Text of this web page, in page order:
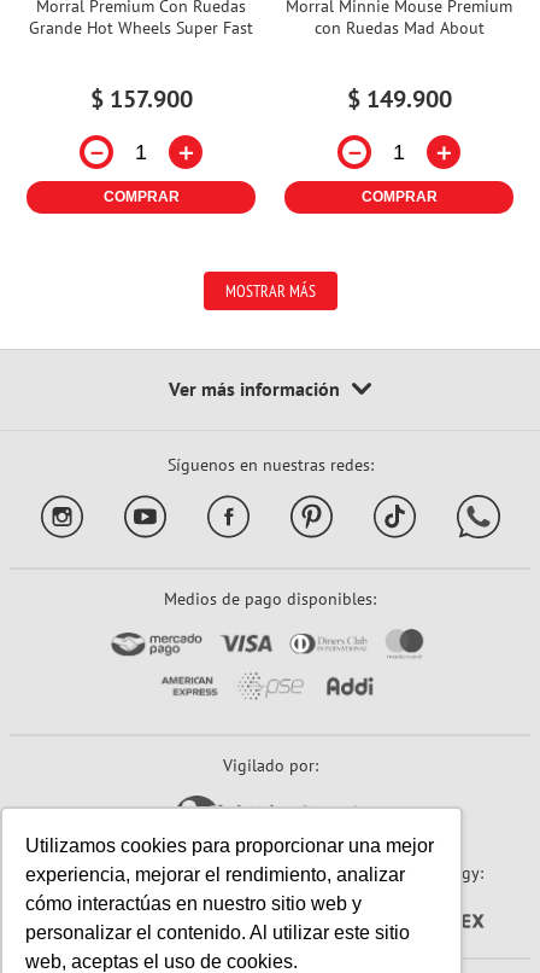
Utilizamos cookies para proporcionar una mejor
experiencia, mejorar el rendimiento, analizar
cómo interactúas en nuestro sitio web y
personalizar el contenido. Al utilizar este sitio
web, aceptas el uso de cookies.
Morral Premium Con Ruedas
Grande Hot Wheels Super Fast
$ 157.900
－ ＋
COMPRAR
Morral Minnie Mouse Premium
con Ruedas Mad About
$ 149.900
－ ＋
COMPRAR
MOSTRAR MÁS
Síguenos en nuestras redes:
Medios de pago disponibles:
Vigilado por:
Sitio seguro: Powered By: Technology: